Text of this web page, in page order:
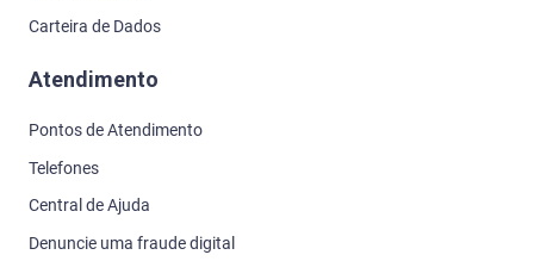
Carteira de Dados
Atendimento
Pontos de Atendimento
Telefones
Central de Ajuda
Denuncie uma fraude digital